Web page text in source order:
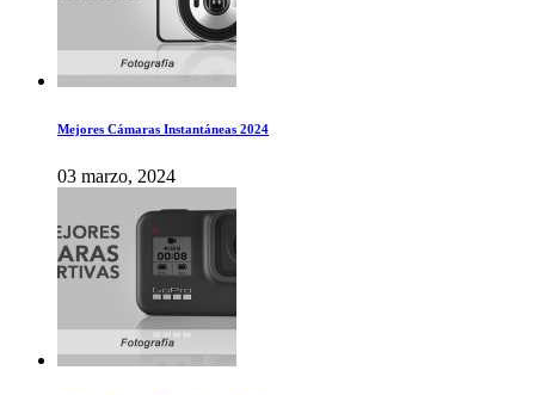
Mejores Cámaras Instantáneas 2024
03 marzo, 2024